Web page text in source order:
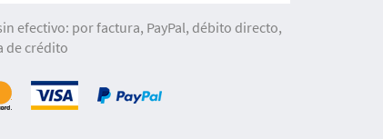
efectivo: por factura, PayPal, débito directo,
de crédito